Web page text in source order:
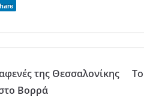
της Θεσσαλονίκης
Βορρά